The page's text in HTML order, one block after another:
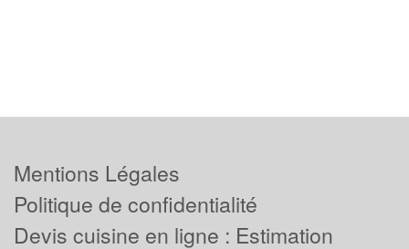
Mentions Légales
Politique de confidentialité
Devis cuisine en ligne : Estimation